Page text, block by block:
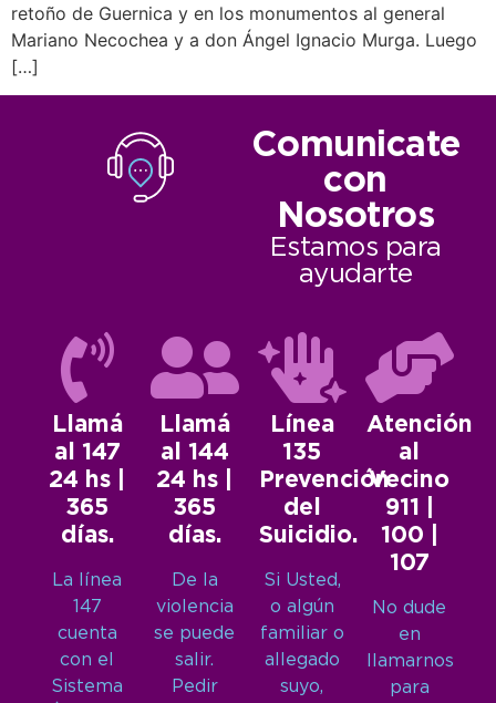
retoño de Guernica y en los monumentos al general
Mariano Necochea y a don Ángel Ignacio Murga. Luego
[…]
Comunicate
con
Nosotros
Estamos para
ayudarte
Llamá
al 147
24 hs |
365
días.
La línea
147
cuenta
con el
Sistema
Llamá
al 144
24 hs |
365
días.
De la
violencia
se puede
salir.
Pedir
Línea
135
Prevención
del
Suicidio.
Si Usted,
o algún
familiar o
allegado
suyo,
Atención
al
Vecino
911 |
100 |
107
No dude
en
llamarnos
para